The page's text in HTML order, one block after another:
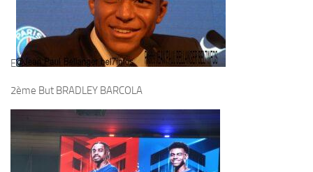
E
2ème But BRADLEY BARCOLA